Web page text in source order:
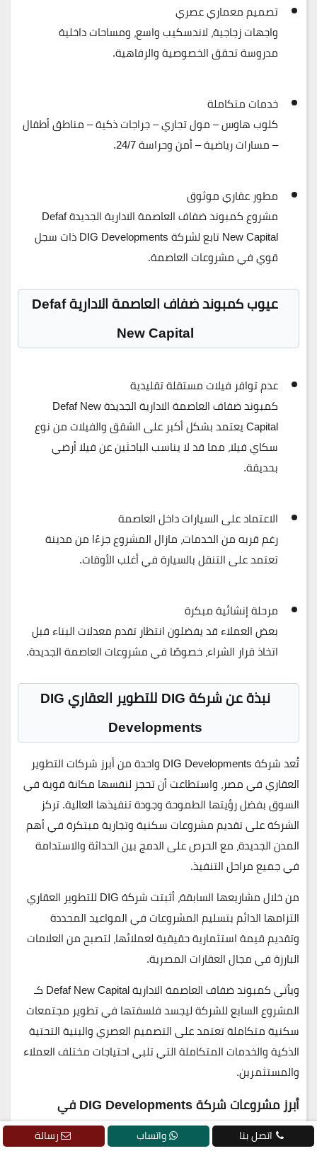
تصميم معماري عصري
واجهات زجاجية، لاندسكيب واسع، ومساحات داخلية
مدروسة تحقق الخصوصية والرفاهية.
خدمات متكاملة
كلوب هاوس – مول تجاري – جراجات ذكية – مناطق أطفال
– مسارات رياضية – أمن وحراسة 24/7.
مطور عقاري موثوق
مشروع
كمبوند ضفاف العاصمة الادارية الجديدة Defaf
New Capital
تابع لشركة DIG Developments ذات سجل
قوي في مشروعات العاصمة.
عيوب كمبوند ضفاف العاصمة الادارية Defaf
New Capital
عدم توافر فيلات مستقلة تقليدية
كمبوند ضفاف العاصمة الادارية الجديدة Defaf New
Capitalيعتمد بشكل أكبر على الشقق والفيلات من نوع
سكاي فيلا، مما قد لا يناسب الباحثين عن فيلا أرضي
بحديقة.
الاعتماد على السيارات داخل العاصمة
رغم قربه من الخدمات، مازال المشروع جزءًا من مدينة
تعتمد على التنقل بالسيارة في أغلب الأوقات.
مرحلة إنشائية مبكرة
بعض العملاء قد يفضلون انتظار تقدم معدلات البناء قبل
اتخاذ قرار الشراء، خصوصًا في مشروعات العاصمة الجديدة.
نبذة عن شركة DIG للتطوير العقاري DIG
Developments
تُعدشركة DIG Developments
واحدة من أبرز شركات التطوير
العقاري في مصر، واستطاعت أن تحجز لنفسها مكانة قوية في
السوق بفضلرؤيتها الطموحة وجودة تنفيذها العالية. تركز
الشركة على تقديممشروعات سكنية وتجارية مبتكرةفي أهم
المدن الجديدة، مع الحرص على الدمج بينالحداثة والاستدامة
في جميع مراحل التنفيذ.
من خلال مشاريعها السابقة، أثبتتشركة DIG للتطوير العقاري
التزامها الدائمبتسليم المشروعات في المواعيد المحددة
وتقديمقيمة استثمارية حقيقيةلعملائها، لتصبح من العلامات
البارزة في مجال العقارات المصرية.
ويأتيكمبوند ضفاف العاصمة الادارية Defaf New Capital
كـ
المشروع السابع للشركةليجسد فلسفتها في تطوير مجتمعات
سكنية متكاملةتعتمد على التصميم العصري والبنية التحتية
الذكية والخدمات المتكاملة التي تلبي احتياجات مختلف العملاء
والمستثمرين.
أبرز مشروعات شركة DIG Developments في
العاصمة الإدارية:
اتصل بنا واتساب رسالة